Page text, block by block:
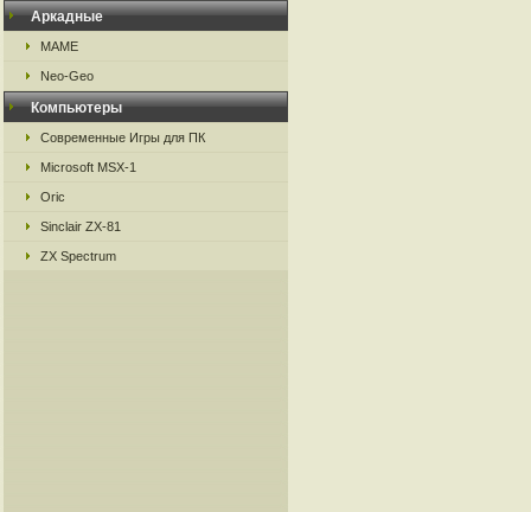
Аркадные
MAME
Neo-Geo
Компьютеры
Современные Игры для ПК
Microsoft MSX-1
Oric
Sinclair ZX-81
ZX Spectrum